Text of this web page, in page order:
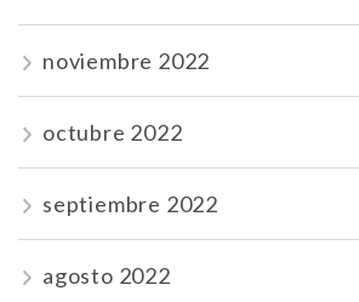
noviembre 2022
octubre 2022
septiembre 2022
agosto 2022